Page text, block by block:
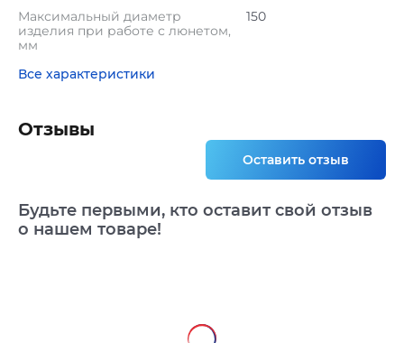
Максимальный диаметр
изделия при работе с люнетом,
мм
150
Все характеристики
Отзывы
Оставить отзыв
Будьте первыми, кто оставит свой отзыв
о нашем товаре!